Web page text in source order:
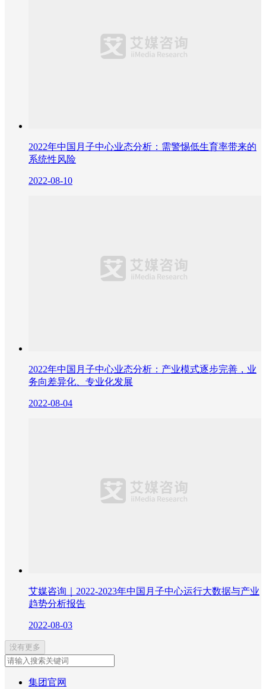
2022年中国月子中心业态分析：需警惕低生育率带来的
系统性风险
2022-08-10
2022年中国月子中心业态分析：产业模式逐步完善，业
务向差异化、专业化发展
2022-08-04
艾媒咨询｜2022-2023年中国月子中心运行大数据与产业
趋势分析报告
2022-08-03
没有更多
集团官网